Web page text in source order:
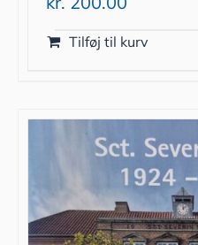
Tilføj til kurv